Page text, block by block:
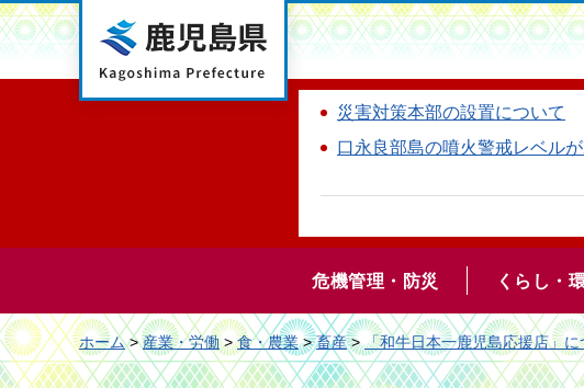
鹿児島県
災害対策本部の設置について
口永良部島の噴火警戒レベル
危機管理・防災 くらし・
ホーム>産業・労働>食・農業>畜産>「和牛日本一鹿児島応援店」に